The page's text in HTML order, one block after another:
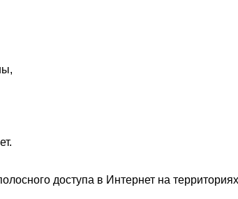
доступа в Интернет на